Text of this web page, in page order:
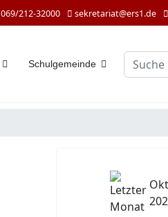
069/212-32000 sekretariat@ers1.de
Schulgemeinde Suchen